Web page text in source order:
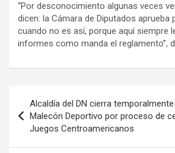
“Por desconocimiento algunas veces
dicen: la Cámara de Diputados aprueba
cuando no es así, porque aquí siempre
informes como manda el reglamento”,
de
entradas
Alcaldía del DN cierra temporalmente
Malecón Deportivo por proceso de
Juegos Centroamericanos